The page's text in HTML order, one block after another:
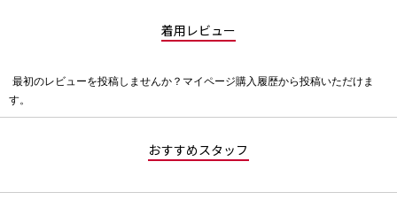
着用レビュー
価
最初のレビューを投稿しませんか？マイページ購入履歴から投稿いただけま
す。
おすすめスタッフ